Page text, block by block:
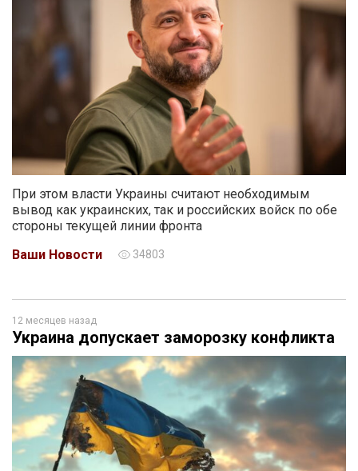
При этом власти Украины считают необходимым
вывод как украинских, так и российских войск по обе
стороны текущей линии фронта
Ваши Новости
34803
12 месяцев назад
Украина допускает заморозку конфликта